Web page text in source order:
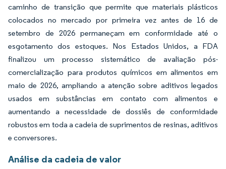
caminho de transição que permite que materiais plásticos
colocados no mercado por primeira vez antes de 16 de
setembro de 2026 permaneçam em conformidade até o
esgotamento dos estoques. Nos Estados Unidos, a FDA
finalizou um processo sistemático de avaliação pós-
comercialização para produtos químicos em alimentos em
maio de 2026, ampliando a atenção sobre aditivos legados
usados em substâncias em contato com alimentos e
aumentando a necessidade de dossiês de conformidade
robustos em toda a cadeia de suprimentos de resinas, aditivos
e conversores.
Análise da cadeia de valor